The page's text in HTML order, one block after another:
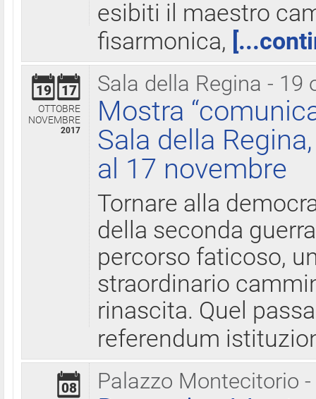
esibiti il maestro
fisarmonica,
Sala della Regina - 19
19 17
OTTOBRE
NOVEMBRE
2017
Mostra
Sala della
al 17 novembre
Tornare alla
della seconda
percorso faticoso,
straordinario
rinascita. Quel
referendum
Palazzo Montecitorio
08